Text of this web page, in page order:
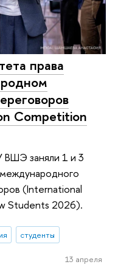
права
Competition
ВШЭ заняли 1 и 3
(International
Students 2026).
студенты
13 апреля